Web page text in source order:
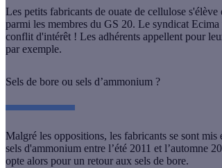
Les petits fabricants de ouate de cellulose
parmi les membres du GS 20. Le syndicat
conflit d'intérêt ! Les adhérents appellent pour
par exemple.
Sels de bore ou sels d’ammonium ?
Malgré les oppositions, les fabricants se sont mis
sels d'ammonium entre l’été 2011 et l’automne
opte alors pour un retour aux sels de bore.